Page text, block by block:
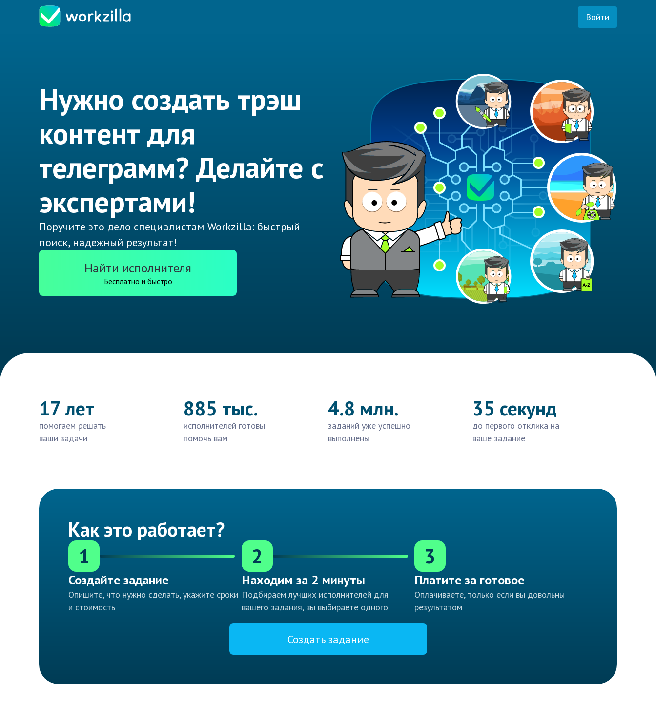
Войти
Нужно создать трэш
контент для
телеграмм? Делайте с
экспертами!
Поручите это дело специалистам Workzilla: быстрый
поиск, надежный результат!
Найти исполнителя
Бесплатно и быстро
17 лет
помогаем решать
ваши задачи
885 тыс.
исполнителей готовы
помочь вам
4.8 млн.
заданий уже успешно
выполнены
35 секунд
до первого отклика на
ваше задание
Как это работает?
1
Создайте задание
Опишите, что нужно сделать, укажите сроки
и стоимость
2
Находим за 2 минуты
Подбираем лучших исполнителей для
вашего задания, вы выбираете одного
3
Платите за готовое
Оплачиваете, только если вы довольны
результатом
Создать задание